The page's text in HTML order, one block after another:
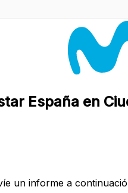
España en
un informe a